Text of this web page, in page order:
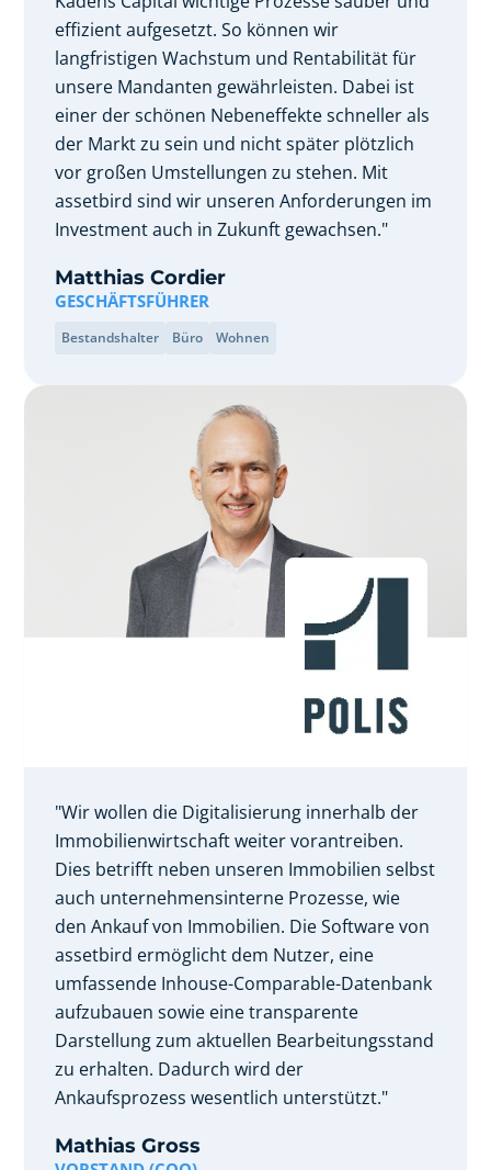
effizient aufgesetzt. So können wir
langfristigen Wachstum und Rentabilität für
unsere Mandanten gewährleisten. Dabei ist
einer der schönen Nebeneffekte schneller als
der Markt zu sein und nicht später plötzlich
vor großen Umstellungen zu stehen. Mit
assetbird sind wir unseren Anforderungen im
Investment auch in Zukunft gewachsen."
Matthias Cordier
GESCHÄFTSFÜHRER
Bestandshalter Büro Wohnen
"Wir wollen die Digitalisierung innerhalb der
Immobilienwirtschaft weiter vorantreiben.
Dies betrifft neben unseren Immobilien selbst
auch unternehmensinterne Prozesse, wie
den Ankauf von Immobilien. Die Software von
assetbird ermöglicht dem Nutzer, eine
umfassende Inhouse-Comparable-Datenbank
aufzubauen sowie eine transparente
Darstellung zum aktuellen Bearbeitungsstand
zu erhalten. Dadurch wird der
Ankaufsprozess wesentlich unterstützt."
Mathias Gross